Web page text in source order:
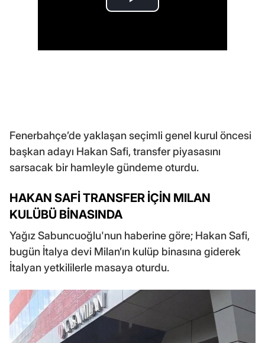
Fenerbahçe’de yaklaşan seçimli genel kurul öncesi
başkan adayı Hakan Safi, transfer piyasasını
sarsacak bir hamleyle gündeme oturdu.
HAKAN SAFİ TRANSFER İÇİN MILAN
KULÜBÜ BİNASINDA
Yağız Sabuncuoğlu'nun haberine göre; Hakan Safi,
bugün İtalya devi Milan’ın kulüp binasına giderek
İtalyan yetkililerle masaya oturdu.